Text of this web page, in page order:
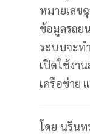
หมายเลข
ข้อมูลรถย
ระบบจะท
เปิดใช้งา
เครือข่าย
โดย นริน